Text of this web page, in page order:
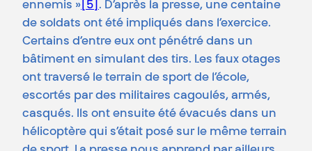
ennemis » [5] . D’après la presse, une centaine
de soldats ont été impliqués dans l’exercice.
Certains d’entre eux ont pénétré dans un
bâtiment en simulant des tirs. Les faux otages
ont traversé le terrain de sport de l’école,
escortés par des militaires cagoulés, armés,
casqués. Ils ont ensuite été évacués dans un
hélicoptère qui s’était posé sur le même terrain